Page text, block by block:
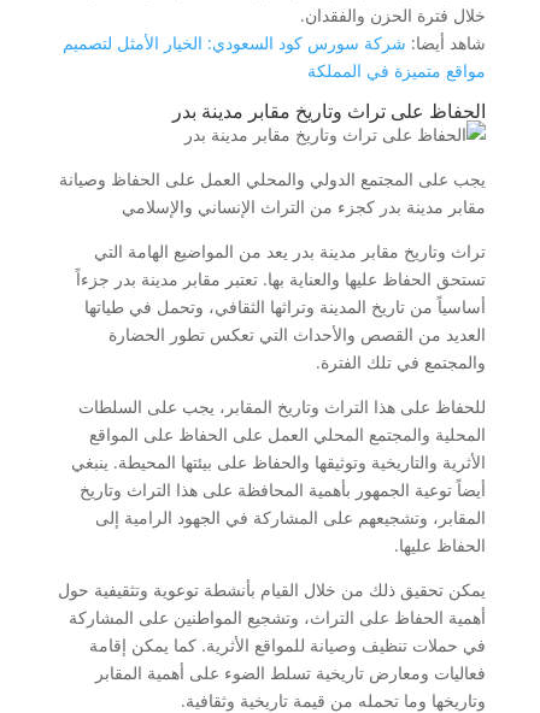
خلال فترة الحزن والفقدان.
شاهد أيضا: شركة سورس كود السعودي: الخيار الأمثل لتصميم
مواقع متميزة في المملكة
الحفاظ على تراث وتاريخ مقابر مدينة بدر
يجب على المجتمع الدولي والمحلي العمل على الحفاظ وصيانة
مقابر مدينة بدر كجزء من التراث الإنساني والإسلامي
تراث وتاريخ مقابر مدينة بدر يعد من المواضيع الهامة التي
تستحق الحفاظ عليها والعناية بها. تعتبر مقابر مدينة بدر جزءاً
أساسياً من تاريخ المدينة وتراثها الثقافي، وتحمل في طياتها
العديد من القصص والأحداث التي تعكس تطور الحضارة
والمجتمع في تلك الفترة.
للحفاظ على هذا التراث وتاريخ المقابر، يجب على السلطات
المحلية والمجتمع المحلي العمل على الحفاظ على المواقع
الأثرية والتاريخية وتوثيقها والحفاظ على بيئتها المحيطة. ينبغي
أيضاً توعية الجمهور بأهمية المحافظة على هذا التراث وتاريخ
المقابر، وتشجيعهم على المشاركة في الجهود الرامية إلى
الحفاظ عليها.
يمكن تحقيق ذلك من خلال القيام بأنشطة توعوية وتثقيفية حول
أهمية الحفاظ على التراث، وتشجيع المواطنين على المشاركة
في حملات تنظيف وصيانة للمواقع الأثرية. كما يمكن إقامة
فعاليات ومعارض تاريخية تسلط الضوء على أهمية المقابر
وتاريخها وما تحمله من قيمة تاريخية وثقافية.